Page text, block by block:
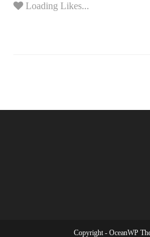
Loading Likes...
Copyright - OceanWP